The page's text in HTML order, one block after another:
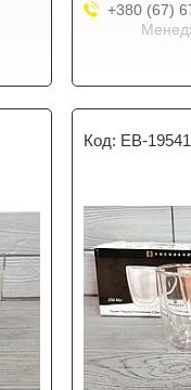
+380 (67)
EB-19541